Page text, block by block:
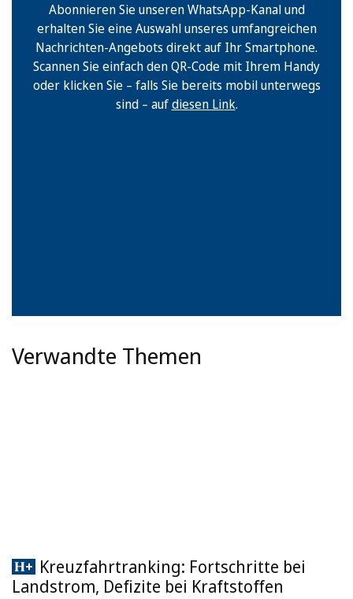
Abonnieren Sie unseren WhatsApp-Kanal und
erhalten Sie eine Auswahl unseres umfangreichen
Nachrichten-Angebots direkt auf Ihr Smartphone.
Scannen Sie einfach den QR-Code mit Ihrem Handy
oder klicken Sie – falls Sie bereits mobil unterwegs
sind – aufdiesen Link.
Verwandte Themen
Kreuzfahrtranking: Fortschritte bei
Landstrom, Defizite bei Kraftstoffen